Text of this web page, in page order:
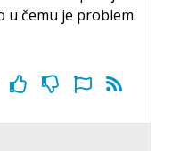
u čemu je problem.